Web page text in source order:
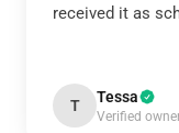
received it as
T Tessa
Verified